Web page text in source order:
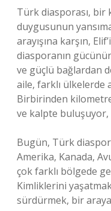
Türk diasporası, bir
duygusunun
arayışına karşın,
diasporanın
ve güçlü bağlardan
aile, farklı ülkelerde
Birbirinden
ve kalpte buluşuyor,
Bugün, Türk
Amerika, Kanada,
çok farklı bölgede
Kimliklerini
sürdürmek, bir